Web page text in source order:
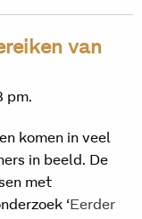
van
pm.
komen in veel
in beeld. De
met
‘Eerder